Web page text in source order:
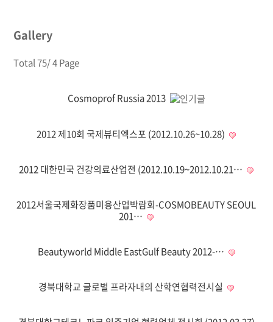
Gallery
Total 75/4 Page
Cosmoprof Russia 2013
2012 제10회 국제뷰티엑스포 (2012.10.26~10.28)
2012 대한민국 건강의료산업전 (2012.10.19~2012.10.21…
2012서울국제화장품미용산업박람회-COSMOBEAUTY SEOUL
201…
Beautyworld Middle EastGulf Beauty 2012-…
경북대학교 글로벌 프라자내의 산학연협력전시실